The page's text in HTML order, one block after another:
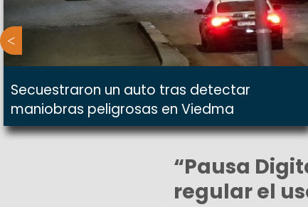
Secuestraron un auto tras detectar
maniobras peligrosas en Viedma
“Pausa
regular el